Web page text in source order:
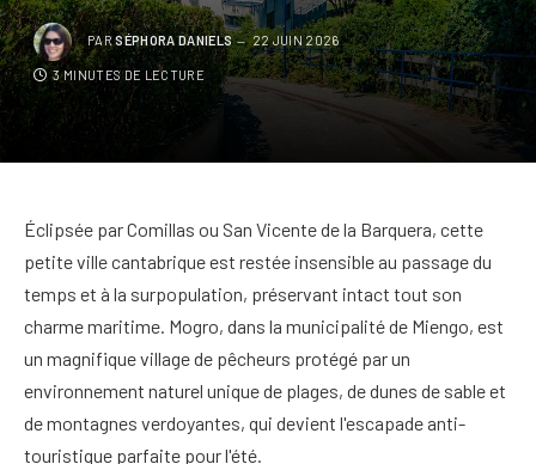
PARSÉPHORA DANIELS 22 JUIN 2026
3 MINUTES DE LECTURE
Éclipsée par Comillas ou San Vicente de la Barquera, cette
petite ville cantabrique est restée insensible au passage du
temps et à la surpopulation, préservant intact tout son
charme maritime. Mogro, dans la municipalité de Miengo, est
un magnifique village de pêcheurs protégé par un
environnement naturel unique de plages, de dunes de sable et
de montagnes verdoyantes, qui devient l'escapade anti-
touristique parfaite pour l'été.